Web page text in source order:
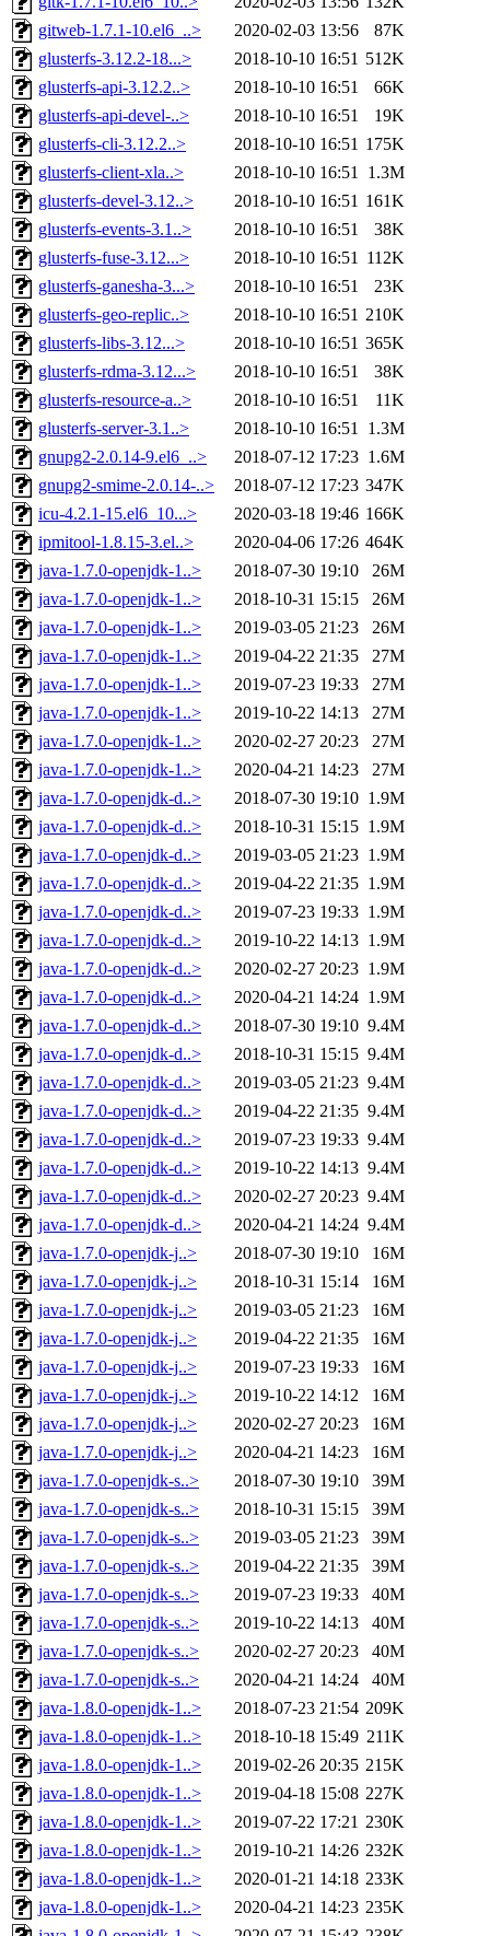
gitweb-1.7.1-10.el6_..>
2020-02-03 13:56
87K
glusterfs-3.12.2-18...>
2018-10-10 16:51 512K
glusterfs-api-3.12.2..>
2018-10-10 16:51
66K
glusterfs-api-devel-..>
2018-10-10 16:51
19K
glusterfs-cli-3.12.2..>
2018-10-10 16:51 175K
glusterfs-client-xla..>
2018-10-10 16:51 1.3M
glusterfs-devel-3.12..>
2018-10-10 16:51 161K
glusterfs-events-3.1..>
2018-10-10 16:51
38K
glusterfs-fuse-3.12...>
2018-10-10 16:51 112K
glusterfs-ganesha-3...>
2018-10-10 16:51
23K
glusterfs-geo-replic..>
2018-10-10 16:51 210K
glusterfs-libs-3.12...>
2018-10-10 16:51 365K
glusterfs-rdma-3.12...>
2018-10-10 16:51
38K
glusterfs-resource-a..>
2018-10-10 16:51
11K
glusterfs-server-3.1..>
2018-10-10 16:51 1.3M
gnupg2-2.0.14-9.el6_..>
2018-07-12 17:23 1.6M
gnupg2-smime-2.0.14-..>
2018-07-12 17:23 347K
icu-4.2.1-15.el6_10...>
2020-03-18 19:46 166K
ipmitool-1.8.15-3.el..>
2020-04-06 17:26 464K
java-1.7.0-openjdk-1..>
2018-07-30 19:10
26M
java-1.7.0-openjdk-1..>
2018-10-31 15:15
26M
java-1.7.0-openjdk-1..>
2019-03-05 21:23
26M
java-1.7.0-openjdk-1..>
2019-04-22 21:35
27M
java-1.7.0-openjdk-1..>
2019-07-23 19:33
27M
java-1.7.0-openjdk-1..>
2019-10-22 14:13
27M
java-1.7.0-openjdk-1..>
2020-02-27 20:23
27M
java-1.7.0-openjdk-1..>
2020-04-21 14:23
27M
java-1.7.0-openjdk-d..>
2018-07-30 19:10 1.9M
java-1.7.0-openjdk-d..>
2018-10-31 15:15 1.9M
java-1.7.0-openjdk-d..>
2019-03-05 21:23 1.9M
java-1.7.0-openjdk-d..>
2019-04-22 21:35 1.9M
java-1.7.0-openjdk-d..>
2019-07-23 19:33 1.9M
java-1.7.0-openjdk-d..>
2019-10-22 14:13 1.9M
java-1.7.0-openjdk-d..>
2020-02-27 20:23 1.9M
java-1.7.0-openjdk-d..>
2020-04-21 14:24 1.9M
java-1.7.0-openjdk-d..>
2018-07-30 19:10 9.4M
java-1.7.0-openjdk-d..>
2018-10-31 15:15 9.4M
java-1.7.0-openjdk-d..>
2019-03-05 21:23 9.4M
java-1.7.0-openjdk-d..>
2019-04-22 21:35 9.4M
java-1.7.0-openjdk-d..>
2019-07-23 19:33 9.4M
java-1.7.0-openjdk-d..>
2019-10-22 14:13 9.4M
java-1.7.0-openjdk-d..>
2020-02-27 20:23 9.4M
java-1.7.0-openjdk-d..>
2020-04-21 14:24 9.4M
java-1.7.0-openjdk-j..>
2018-07-30 19:10
16M
java-1.7.0-openjdk-j..>
2018-10-31 15:14
16M
java-1.7.0-openjdk-j..>
2019-03-05 21:23
16M
java-1.7.0-openjdk-j..>
2019-04-22 21:35
16M
java-1.7.0-openjdk-j..>
2019-07-23 19:33
16M
java-1.7.0-openjdk-j..>
2019-10-22 14:12
16M
java-1.7.0-openjdk-j..>
2020-02-27 20:23
16M
java-1.7.0-openjdk-j..>
2020-04-21 14:23
16M
java-1.7.0-openjdk-s..>
2018-07-30 19:10
39M
java-1.7.0-openjdk-s..>
2018-10-31 15:15
39M
java-1.7.0-openjdk-s..>
2019-03-05 21:23
39M
java-1.7.0-openjdk-s..>
2019-04-22 21:35
39M
java-1.7.0-openjdk-s..>
2019-07-23 19:33
40M
java-1.7.0-openjdk-s..>
2019-10-22 14:13
40M
java-1.7.0-openjdk-s..>
2020-02-27 20:23
40M
java-1.7.0-openjdk-s..>
2020-04-21 14:24
40M
java-1.8.0-openjdk-1..>
2018-07-23 21:54 209K
java-1.8.0-openjdk-1..>
2018-10-18 15:49 211K
java-1.8.0-openjdk-1..>
2019-02-26 20:35 215K
java-1.8.0-openjdk-1..>
2019-04-18 15:08 227K
java-1.8.0-openjdk-1..>
2019-07-22 17:21 230K
java-1.8.0-openjdk-1..>
2019-10-21 14:26 232K
java-1.8.0-openjdk-1..>
2020-01-21 14:18 233K
java-1.8.0-openjdk-1..>
2020-04-21 14:23 235K